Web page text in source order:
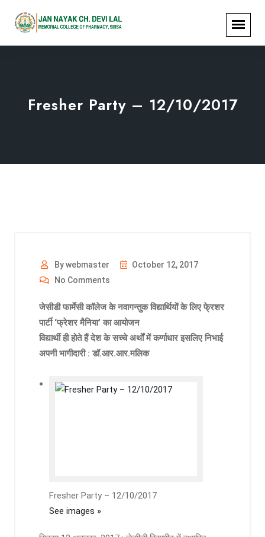
Fresher Party – 12/10/2017
By webmaster
October 12, 2017
No Comments
जेसीडी फार्मेसी कॉलेज के नवागन्तुक विद्यार्थियों के लिए फे्रशर
पार्टी ‘फ्रेशर मैनिया’ का आयोजन
विद्यार्थी ही होते हैं देश के सच्चे अर्थों में कर्णाधार इसलिए निभाई
अपनी भागीदारी : डॉ.आर.आर.मलिक
Fresher Party – 12/10/2017
See images »